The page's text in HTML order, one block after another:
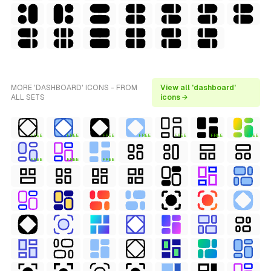
MORE 'DASHBOARD' ICONS - FROM
ALL SETS
View all 'dashboard'
icons →
FREE FREE FREE FREE FREE FREE FREE
FREE FREE FREE